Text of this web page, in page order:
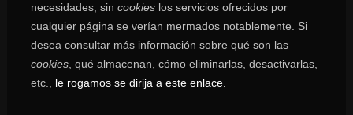
necesidades, sin cookieslos servicios ofrecidos por
cualquier página se verían mermados notablemente. Si
desea consultar más información sobre qué son las
cookies, qué almacenan, cómo eliminarlas, desactivarlas,
etc., le rogamos se dirija a este enlace.